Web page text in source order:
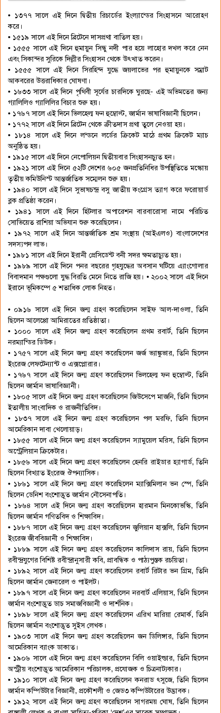
• ১৩৭৭ সালে এই দিনে দ্বিতীয় রিচার্ডের ইংল্যান্ডের সিংহাসনে আরোহণ
করে।
• ১৫১৯ সালে এই দিনে ব্রিটেনে দাসপ্রথা বাতিল হয়।
• ১৫৫৫ সালে এই দিনে হুমায়ুন সিন্ধু নদী পার হয়ে লাহোর দখল করে নেন
এবং সিকান্দর সুরিকে দিল্লীর সিংহাসন থেকে উৎখাত করেন।
• ১৫৫৫ সালে এই দিনে সিরহিন্দ যুদ্ধে জয়লাভের পর হুমায়ুনকে সম্রাট
আকবরের উত্তরাধিকার ঘোষণা।
• ১৬৩৩ সালে এই দিনে পৃথিবী সূর্যের চারদিকে ঘুরছে- এই অভিমতের জন্য
গ্যালিলিও গ্যালিলির বিচার শুরু হয়।
• ১৭৬৭ সালে এই দিনে ভিলহেল্ম ফন হুম্বোল্ট, জার্মান ভাষাবিজ্ঞানী ছিলেন।
• ১৭৭২ সালে এই দিনে ব্রিটেন থেকে ক্রীতদাস প্রথা তুলে নেওয়া হয়।
• ১৮১৪ সালে এই দিনে লন্ডনে লর্ডের ক্রিকেট মাঠে প্রথম ক্রিকেট ম্যাচ
অনুষ্ঠিত হয়।
• ১৯১৫ সালে এই দিনে নেপোলিয়ন দ্বিতীয়বার সিংহাসনচ্যুত হন।
• ১৯২১ সালে এই দিনে ৫২টি দেশের ৬০৫ জনপ্রতিনিধির উপস্থিতিতে মস্কোয়
তৃতীয় কমিউনিস্ট আন্তর্জাতিক সম্মেলন শুরু হয়।
• ১৯৪০ সালে এই দিনে সুভাষচন্দ্র বসু জাতীয় কংগ্রেস ত্যাগ করে ফরোয়ার্ড
ব্লক প্রতিষ্ঠা করেন।
• ১৯৪১ সালে এই দিনে হিটলার অপারেশন বারবারোসা নামে পরিচিত
সোভিয়েত রাশিয়া অভিযান শুরু করেছিলেন।
• ১৯৭২ সালে এই দিনে আন্তর্জাতিক শ্রম সংস্থায় (আইএলও) বাংলাদেশের
সদস্যপদ লাভ।
• ১৯৮১ সালে এই দিনে ইরানী প্রেসিডেন্ট বনী সদর ক্ষমতাচ্যুত হয়।
• ১৯৮৯ সালে এই দিনে পনর বছরের গৃহযুদ্ধের অবসান ঘটিয়ে এ্যাংগোলার
বিবাদমান পক্ষগুলো যুদ্ধ বিরতি মেনে নিতে রাজি হয়। • ২০০২ সালে এই দিনে
ইরানে ভূমিকম্পে ৫ শতাধিক লোক নিহত।
• ০৯১৬ সালে এই দিনে জন্ম গ্রহণ করেছিলেন সাইফ আল-দাওলা, তিনি
ছিলেন আলেপ্পো আমিরাতের প্রতিষ্ঠাতা।
• ১০০০ সালে এই দিনে জন্ম গ্রহণ করেছিলেন প্রথম রবার্ট, তিনি ছিলেন
নরম্যান্ডির ডিউক।
• ১৭৫৭ সালে এই দিনে জন্ম গ্রহণ করেছিলেন জর্জ ভ্যাঙ্কুভার, তিনি ছিলেন
ইংরেজ লেফটেন্যান্ট ও এক্সপ্লোরার।
• ১৭৬৭ সালে এই দিনে জন্ম গ্রহণ করেছিলেন ভিলহেল্ম ফন হুম্বোল্ট, তিনি
ছিলেন জার্মান ভাষাবিজ্ঞানী।
• ১৮০৫ সালে এই দিনে জন্ম গ্রহণ করেছিলেন জিউসেপে মাজনি, তিনি ছিলেন
ইতালীয় সাংবাদিক ও রাজনীতিবিদ।
• ১৮৩৭ সালে এই দিনে জন্ম গ্রহণ করেছিলেন পল মরফি, তিনি ছিলেন
আমেরিকান দাবা খেলোয়াড়।
• ১৮৫৫ সালে এই দিনে জন্ম গ্রহণ করেছিলেন স্যামুয়েল মরিস, তিনি ছিলেন
অস্ট্রেলিয়ান ক্রিকেটার।
• ১৮৫৬ সালে এই দিনে জন্ম গ্রহণ করেছিলেন হেনরি রাইডার হ্যাগার্ড, তিনি
ছিলেন বিখ্যাত ইংরেজ ঔপন্যাসিক।
• ১৮৬১ সালে এই দিনে জন্ম গ্রহণ করেছিলেন ম্যাক্সিমিলান ভন স্পে, তিনি
ছিলেন ডেনিশ বংশোদ্ভূত জার্মান নৌসেনাপতি।
• ১৮৬৪ সালে এই দিনে জন্ম গ্রহণ করেছিলেন হারমান মিনকোভস্কি, তিনি
ছিলেন জার্মান গণিতবিদ ও শিক্ষাবিদ।
• ১৮৮৭ সালে এই দিনে জন্ম গ্রহণ করেছিলেন জুলিয়ান হাক্সলি, তিনি ছিলেন
ইংরেজ জীববিজ্ঞানী ও শিক্ষাবিদ।
• ১৮৮৯ সালে এই দিনে জন্ম গ্রহণ করেছিলেন কালিদাস রায়, তিনি ছিলেন
রবীন্দ্রযুগের বিশিষ্ট রবীন্দ্রানুসারী কবি, প্রাবন্ধিক ও পাঠ্যপুস্তক রচয়িতা।
• ১৮৯২ সালে এই দিনে জন্ম গ্রহণ করেছিলেন রবার্ট রিটার ভন গ্রিম, তিনি
ছিলেন জার্মান জেনারেল ও পাইলট।
• ১৮৯৭ সালে এই দিনে জন্ম গ্রহণ করেছিলেন নরবার্ট এলিয়াস, তিনি ছিলেন
জার্মান বংশোদ্ভূত ডাচ সমাজবিজ্ঞানী ও দার্শনিক।
• ১৮৯৮ সালে এই দিনে জন্ম গ্রহণ করেছিলেন এরিখ মারিয়া রেমার্ক, তিনি
ছিলেন জার্মান বংশোদ্ভূত সুইস লেখক।
• ১৯০৩ সালে এই দিনে জন্ম গ্রহণ করেছিলেন জন ডিলিঙ্গার, তিনি ছিলেন
আমেরিকান ব্যাংক ডাকাত।
• ১৯০৬ সালে এই দিনে জন্ম গ্রহণ করেছিলেন বিলি ওয়াইল্ডার, তিনি ছিলেন
অস্ট্রীয় বংশোদ্ভূত আমেরিকান পরিচালক, প্রযোজক ও চিত্রনাট্যকার।
• ১৯১০ সালে এই দিনে জন্ম গ্রহণ করেছিলেন কনরাড ৎসুজে, তিনি ছিলেন
জার্মান কম্পিউটার বিজ্ঞানী, প্রকৌশলী ও জেড৩ কম্পিউটারের উদ্ভাবক।
• ১৯১২ সালে এই দিনে জন্ম গ্রহণ করেছিলেন সাগরময় ঘোষ, তিনি ছিলেন